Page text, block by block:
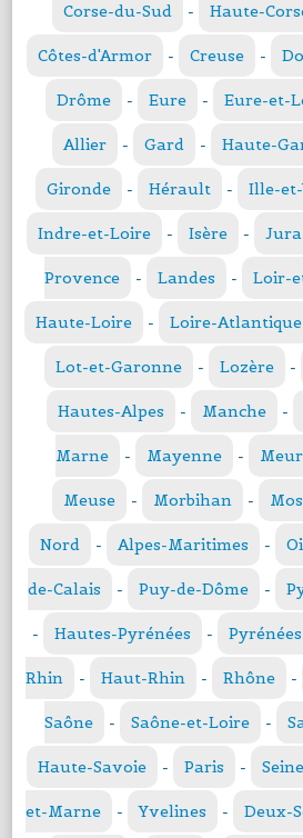
Corse-du-Sud - Haute-
Côtes-d'Armor - Creuse -
Drôme - Eure - Eure-et-
Allier - Gard - Haute-
Gironde - Hérault - Ille-
Indre-et-Loire - Isère - Jura
Provence - Landes - Loir-
Haute-Loire - Loire-Atlantique
Lot-et-Garonne - Lozère -
Hautes-Alpes - Manche -
Marne - Mayenne -
Meuse - Morbihan -
Nord - Alpes-Maritimes -
de-Calais - Puy-de-Dôme -
- Hautes-Pyrénées -
Rhin - Haut-Rhin - Rhône -
Saône - Saône-et-Loire -
Haute-Savoie - Paris -
et-Marne - Yvelines - Deux-